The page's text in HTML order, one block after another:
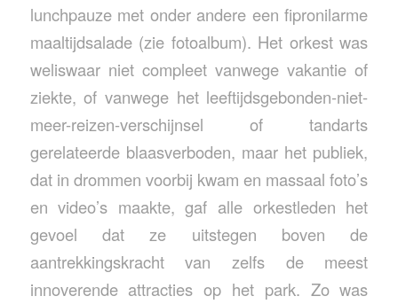
lunchpauze met onder andere een fipronilarme
maaltijdsalade (zie fotoalbum). Het orkest was
weliswaar niet compleet vanwege vakantie of
ziekte, of vanwege het leeftijdsgebonden-niet-
meer-reizen-verschijnsel of tandarts
gerelateerde blaasverboden, maar het publiek,
dat in drommen voorbij kwam en massaal foto’s
en video’s maakte, gaf alle orkestleden het
gevoel dat ze uitstegen boven de
aantrekkingskracht van zelfs de meest
innoverende attracties op het park. Zo was